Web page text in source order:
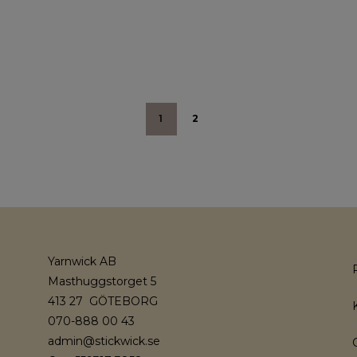
1 2
Yarnwick AB
Masthuggstorget 5
413 27 GÖTEBORG
070-888 00 43
admin@stickwick.se